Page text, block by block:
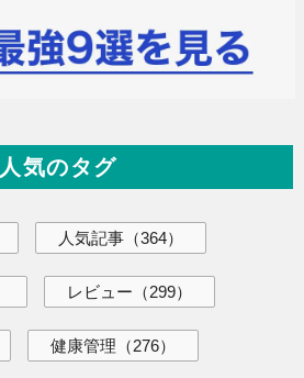
人気のタグ
人気記事 （364）
レビュー （299）
健康管理 （276）